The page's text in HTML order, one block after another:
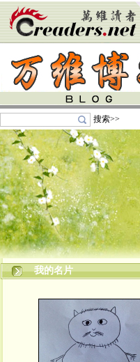
搜索>>
我的名片